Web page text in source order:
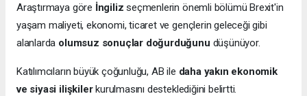
Araştırmaya göre İngilizseçmenlerin önemli bölümü Brexit'in
yaşam maliyeti, ekonomi, ticaret ve gençlerin geleceği gibi
alanlarda olumsuz sonuçlar doğurduğunu düşünüyor.
Katılımcıların büyük çoğunluğu, AB ile daha yakın ekonomik
ve siyasi ilişkilerkurulmasını desteklediğini belirtti.